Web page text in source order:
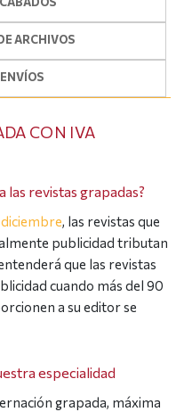
ARCHIVOS
CON IVA
las revistas grapadas?
, las revistas que
publicidad tributan
que las revistas
cuando más del 90
a su editor se
especialidad
grapada, máxima